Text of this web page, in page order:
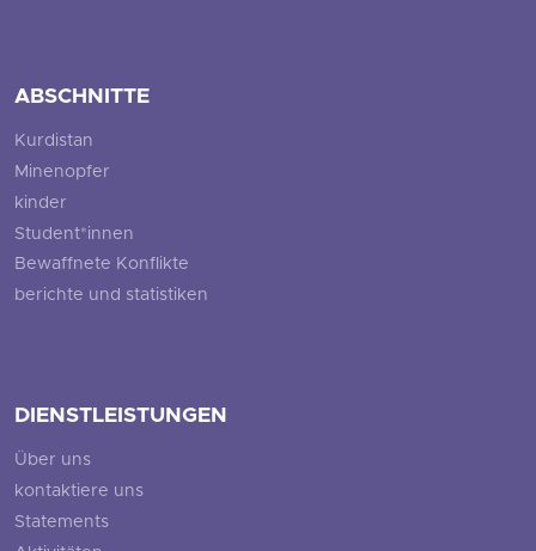
ABSCHNITTE
Kurdistan
Minenopfer
kinder
Student*innen
Bewaffnete Konflikte
berichte und statistiken
DIENSTLEISTUNGEN
Über uns
kontaktiere uns
Statements